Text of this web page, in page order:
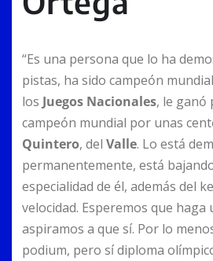
“Es una persona que lo ha
pistas, ha sido campeón
los Juegos Nacionales, le ganó
campeón mundial por unas
Quintero, del Valle. Lo está
permanentemente, está
especialidad de él, además del
velocidad. Esperemos que
aspiramos a que sí. Por lo
podium, pero sí diploma